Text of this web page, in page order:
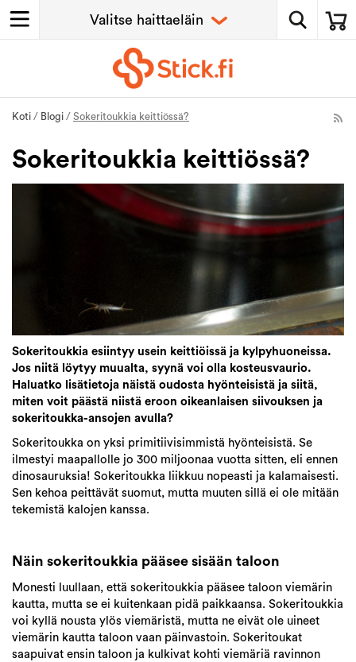
Koti / Blogi / Sokeritoukkia keittiössä?
Sokeritoukkia keittiössä?
Sokeritoukkia esiintyy usein keittiöissä ja kylpyhuoneissa.
Jos niitä löytyy muualta, syynä voi olla kosteusvaurio.
Haluatko lisätietoja näistä oudosta hyönteisistä ja siitä,
miten voit päästä niistä eroon oikeanlaisen siivouksen ja
sokeritoukka-ansojen avulla?
Sokeritoukka on yksi primitiivisimmistä hyönteisistä. Se
ilmestyi maapallolle jo 300 miljoonaa vuotta sitten, eli ennen
dinosauruksia! Sokeritoukka liikkuu nopeasti ja kalamaisesti.
Sen kehoa peittävät suomut, mutta muuten sillä ei ole mitään
tekemistä kalojen kanssa.
Näin sokeritoukkia pääsee sisään taloon
Monesti luullaan, että sokeritoukkia pääsee taloon viemärin
kautta, mutta se ei kuitenkaan pidä paikkaansa. Sokeritoukkia
voi kyllä nousta ylös viemäristä, mutta ne eivät ole uineet
viemärin kautta taloon vaan päinvastoin. Sokeritoukat
saapuivat ensin taloon ja kulkivat kohti viemäriä ravinnon